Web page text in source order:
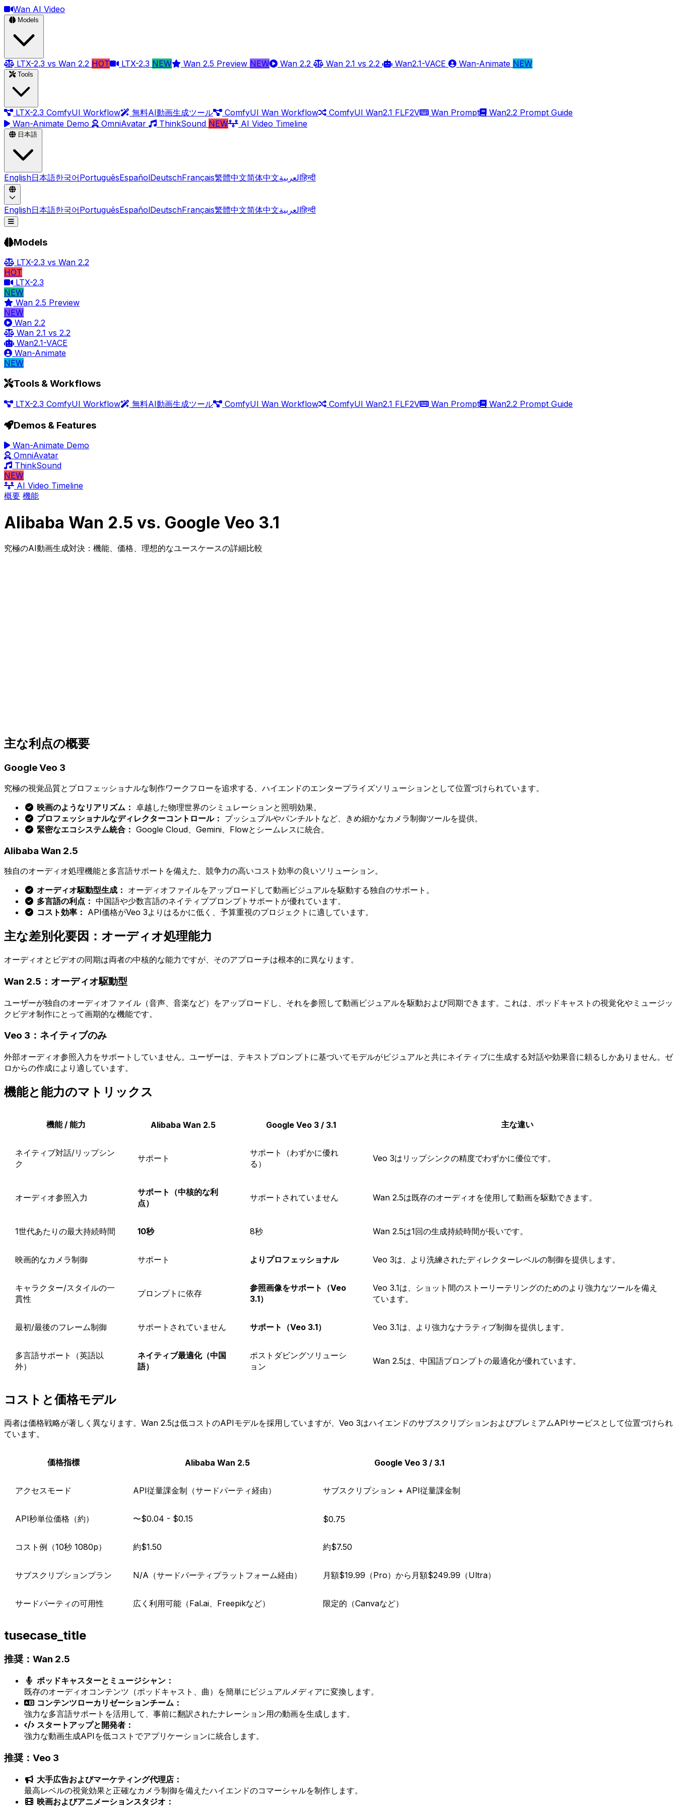
Wan AI Video
Models
LTX-2.3 vs Wan 2.2 HOT LTX-2.3 NEW Wan 2.5 Preview NEW Wan 2.2 Wan 2.1 vs 2.2 Wan2.1-VACE Wan-Animate NEW
Tools
LTX-2.3 ComfyUI Workflow 無料AI動画生成ツール ComfyUI Wan Workflow ComfyUI Wan2.1 FLF2V Wan Prompt
Wan2.2 Prompt Guide
Wan-Animate Demo
OmniAvatar ThinkSound NEW AI Video Timeline
日本語
English日本語한국어PortuguêsEspañolDeutschFrançais繁體中文简体中文العربيةहिन्दी
English日本語한국어PortuguêsEspañolDeutschFrançais繁體中文简体中文العربيةहिन्दी
メニューを開く
Models
LTX-2.3 vs Wan 2.2
HOT
LTX-2.3
NEW
Wan 2.5 Preview
NEW
Wan 2.2
Wan 2.1 vs 2.2
Wan2.1-VACE
Wan-Animate
NEW
Tools & Workflows
LTX-2.3 ComfyUI Workflow 無料AI動画生成ツール ComfyUI Wan Workflow ComfyUI Wan2.1 FLF2V Wan Prompt Wan2.2 Prompt Guide
Demos & Features
Wan-Animate Demo
OmniAvatar
ThinkSound
NEW
AI Video Timeline
概要 機能
Alibaba Wan 2.5 vs. Google Veo 3.1
究極のAI動画生成対決：機能、価格、理想的なユースケースの詳細比較
主な利点の概要
Google Veo 3
究極の視覚品質とプロフェッショナルな制作ワークフローを追求する、ハイエンドのエンタープライズソリューションとして位置づけられています。
映画のようなリアリズム： 卓越した物理世界のシミュレーションと照明効果。
プロフェッショナルなディレクターコントロール： プッシュプルやパンチルトなど、きめ細かなカメラ制御ツールを提供。
緊密なエコシステム統合： Google Cloud、Gemini、Flowとシームレスに統合。
Alibaba Wan 2.5
独自のオーディオ処理機能と多言語サポートを備えた、競争力の高いコスト効率の良いソリューション。
オーディオ駆動型生成： オーディオファイルをアップロードして動画ビジュアルを駆動する独自のサポート。
多言語の利点： 中国語や少数言語のネイティブプロンプトサポートが優れています。
コスト効率： API価格がVeo 3よりはるかに低く、予算重視のプロジェクトに適しています。
主な差別化要因：オーディオ処理能力
オーディオとビデオの同期は両者の中核的な能力ですが、そのアプローチは根本的に異なります。
Wan 2.5：オーディオ駆動型
ユーザーが独自のオーディオファイル（音声、音楽など）をアップロードし、それを参照して動画ビジュアルを駆動および同期できます。これは、ポッドキャストの視覚化やミュージッ
クビデオ制作にとって画期的な機能です。
Veo 3：ネイティブのみ
外部オーディオ参照入力をサポートしていません。ユーザーは、テキストプロンプトに基づいてモデルがビジュアルと共にネイティブに生成する対話や効果音に頼るしかありません。ゼ
ロからの作成により適しています。
機能と能力のマトリックス
機能 / 能力 Alibaba Wan 2.5 Google Veo 3 / 3.1 主な違い
ネイティブ対話/リップシン
ク
サポート
サポート（わずかに優れ
る）
Veo 3はリップシンクの精度でわずかに優位です。
オーディオ参照入力
サポート（中核的な利
点）
サポートされていません Wan 2.5は既存のオーディオを使用して動画を駆動できます。
1世代あたりの最大持続時間 10秒 8秒 Wan 2.5は1回の生成持続時間が長いです。
映画的なカメラ制御 サポート よりプロフェッショナル Veo 3は、より洗練されたディレクターレベルの制御を提供します。
キャラクター/スタイルの一
貫性
プロンプトに依存
参照画像をサポート（Veo
3.1）
Veo 3.1は、ショット間のストーリーテリングのためのより強力なツールを備え
ています。
最初/最後のフレーム制御 サポートされていません サポート（Veo 3.1） Veo 3.1は、より強力なナラティブ制御を提供します。
多言語サポート（英語以
外）
ネイティブ最適化（中国
語）
ポストダビングソリューシ
ョン
Wan 2.5は、中国語プロンプトの最適化が優れています。
コストと価格モデル
両者は価格戦略が著しく異なります。Wan 2.5は低コストのAPIモデルを採用していますが、Veo 3はハイエンドのサブスクリプションおよびプレミアムAPIサービスとして位置づけられ
ています。
価格指標 Alibaba Wan 2.5 Google Veo 3 / 3.1
アクセスモード API従量課金制（サードパーティ経由） サブスクリプション + API従量課金制
API秒単位価格（約） 〜$0.04 - $0.15 $0.75
コスト例（10秒 1080p） 約$1.50 約$7.50
サブスクリプションプラン N/A（サードパーティプラットフォーム経由） 月額$19.99（Pro）から月額$249.99（Ultra）
サードパーティの可用性 広く利用可能（Fal.ai、Freepikなど） 限定的（Canvaなど）
tusecase_title
推奨：Wan 2.5
ポッドキャスターとミュージシャン：
既存のオーディオコンテンツ（ポッドキャスト、曲）を簡単にビジュアルメディアに変換します。
コンテンツローカリゼーションチーム：
強力な多言語サポートを活用して、事前に翻訳されたナレーション用の動画を生成します。
スタートアップと開発者：
強力な動画生成APIを低コストでアプリケーションに統合します。
推奨：Veo 3
大手広告およびマーケティング代理店：
最高レベルの視覚効果と正確なカメラ制御を備えたハイエンドのコマーシャルを制作します。
映画およびアニメーションスタジオ：